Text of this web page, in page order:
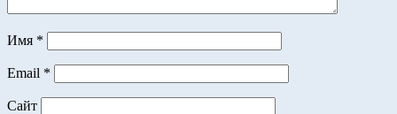
Имя *
Email *
Сайт